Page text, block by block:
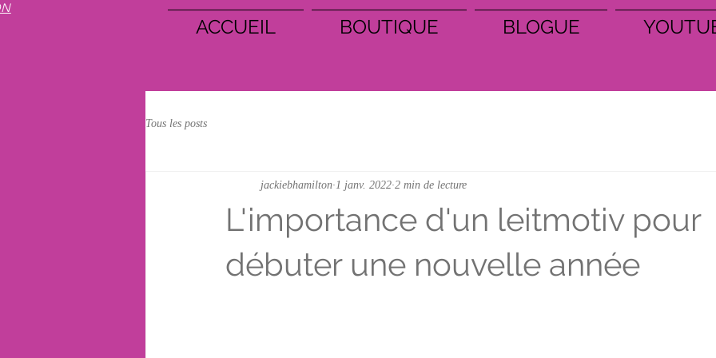
ACCUEIL BOUTIQUE BLOGUE
Tous les posts
L'importance d'un leitmotiv pour
débuter une nouvelle année
jackiebhamilton 1 janv. 2022 2 min de lecture